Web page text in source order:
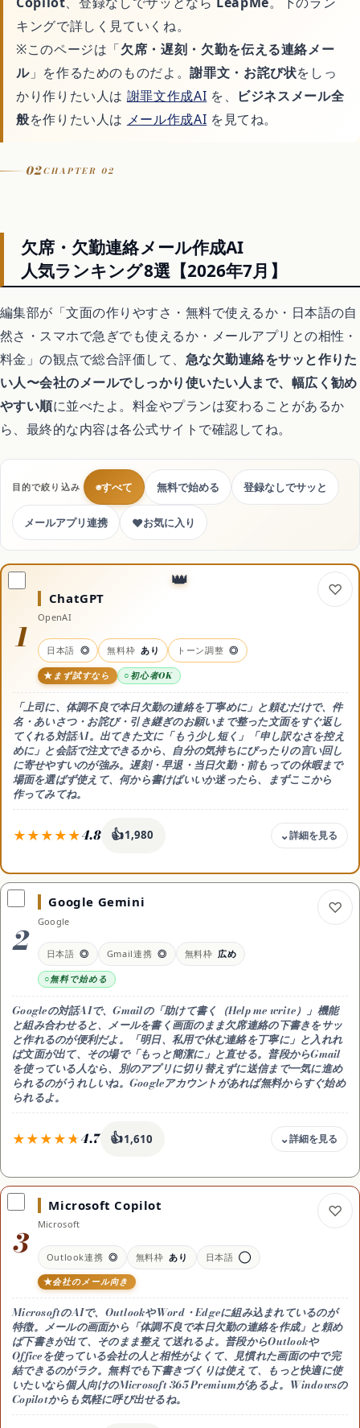
Switchおすすめソフト
暮らし
引越し
害虫・害獣駆除
買取
処分・回収
ドライヤー
サイトマップ
キングで詳しく見ていくね。
※このページは「欠席・遅刻・欠勤を伝える連絡メー
ル」を作るためのものだよ。謝罪文・お詫び状をしっ
かり作りたい人は 謝罪文作成AI を、
ビジネスメール全
般を作りたい人は メール作成AI を見てね。
02CHAPTER 02
欠席・欠勤連絡メール作成AI
人気ランキング8選【2026年7月】
編集部が「文面の作りやすさ・無料で使えるか・日本語の自
然さ・スマホで急ぎでも使えるか・メールアプリとの相性・
料金」の観点で総合評価して、 急な欠勤連絡をサッと作りた
い人〜会社のメールでしっかり使いたい人まで、幅広く勧め
やすい順に並べたよ。料金やプランは変わることがあるか
ら、最終的な内容は各公式サイトで確認してね。
目的で絞り込み ◉すべて 無料で始める 登録なしでサッと
メールアプリ連携 ♥お気に入り
1
ChatGPT
OpenAI
日本語 ◎ 無料枠 あり トーン調整 ◎
まず試すなら 初心者OK
「上司に、体調不良で本日欠勤の連絡を丁寧めに」と頼むだけで、件
名・あいさつ・お詫び・引き継ぎのお願いまで整った文面をすぐ返し
てくれる対話AI。出てきた文に「もう少し短く」「申し訳なさを控え
めに」と会話で注文できるから、自分の気持ちにぴったりの言い回し
に寄せやすいのが強み。遅刻・早退・当日欠勤・前もっての休暇まで
場面を選ばず使えて、何から書けばいいか迷ったら、まずここから
作ってみてね。
4.8 👍1,980
料金
無料 / Plus 月20ドル / Pro 月200ドル
無料枠
無料枠でも欠席・欠勤の連絡メールはじゅうぶん作れる。
毎日いろんな文面をたくさん作ったり最新モデルを使うならPlus(月20
ドル)が目安(2026年時点)
文面づくりの特徴
状況を一言伝えるだけで件名・あいさつ・お詫び・
引き継ぎまで整う。会話で「もっと短く」「もっと丁寧に」
と調整できる
対応
Web/アプリ(iOS・Android)・日本語◎
おすすめ用途
急ぎでも丁寧な文面を会話で仕上げたい
2
Google Gemini
Google
日本語 ◎ Gmail連携 ◎ 無料枠 広め
無料で始める
Googleの対話AIで、Gmailの「助けて書く（Help me write）」機能
と組み合わせると、メールを書く画面のまま欠席連絡の下書きをサッ
と作れるのが便利だよ。「明日、私用で休む連絡を丁寧に」と入れれ
ば文面が出て、その場で「もっと簡潔に」と直せる。普段からGmail
を使っている人なら、別のアプリに切り替えずに送信まで一気に進め
られるのがうれしいね。Googleアカウントがあれば無料からすぐ始め
られるよ。
4.7 👍1,610
料金
無料 / Google AI Pro 月2,900円
無料枠
無料で十分に連絡メールを作れる。
高度なモデルや大容量の機能を使うならGoogle AI Pro(月2,900円)
が目安(2026年時点)
文面づくりの特徴
Gmailの「助けて書く」と連携し、メール画面のまま下書きを生成・
調整できる。Googleアカウントで無料からすぐ
対応
Web/アプリ・Gmail連携・日本語◎
おすすめ用途
Gmailでそのまま下書きまで済ませたい
3
Microsoft Copilot
Microsoft
Outlook連携 ◎ 無料枠 あり 日本語 ◯
会社のメール向き
MicrosoftのAIで、 OutlookやWord・Edgeに組み込まれているのが
特徴。メールの画面から「体調不良で本日欠勤の連絡を作成」と頼め
ば下書きが出て、そのまま整えて送れるよ。普段からOutlookや
Officeを使っている会社の人と相性がよくて、見慣れた画面の中で完
結できるのがラク。無料でも下書きづくりは使えて、もっと快適に使
いたいなら個人向けのMicrosoft 365 Premiumがあるよ。Windowsの
Copilotからも気軽に呼び出せるね。